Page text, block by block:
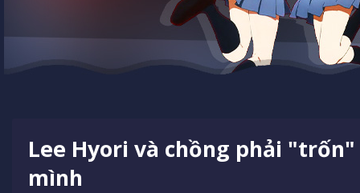
Lee Hyori và chồng phải
mình